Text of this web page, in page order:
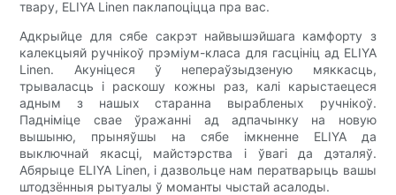
твару, ELIYA Linen паклапоціцца пра вас.
Адкрыйце для сябе сакрэт найвышэйшага камфорту з
калекцыяй ручнікоў прэміум-класа для гасцініц ад ELIYA
Linen. Акуніцеся ў непераўзыдзеную мяккасць,
трываласць і раскошу кожны раз, калі карыстаецеся
адным з нашых старанна вырабленых ручнікоў.
Падніміце свае ўражанні ад адпачынку на новую
вышыню, прыняўшы на сябе імкненне ELIYA да
выключнай якасці, майстэрства і ўвагі да дэталяў.
Абярыце ELIYA Linen, і дазвольце нам ператварыць вашы
штодзённыя рытуалы ў моманты чыстай асалоды.